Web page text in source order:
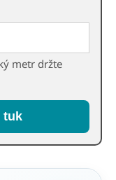
metr držte
tuk